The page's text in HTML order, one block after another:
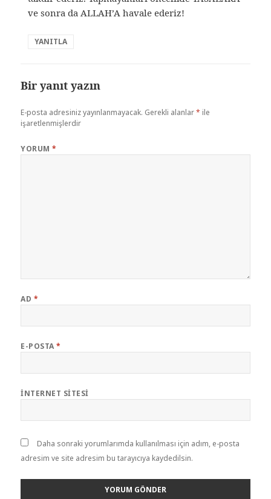
ve sonra da ALLAH’A havale ederiz!
YANITLA
Bir yanıt yazın
E-posta adresiniz yayınlanmayacak. Gerekli alanlar* ile
işaretlenmişlerdir
YORUM*
AD *
E-POSTA*
İNTERNET SITESI
Daha sonraki yorumlarımda kullanılması için adım, e-posta
adresim ve site adresim bu tarayıcıya kaydedilsin.